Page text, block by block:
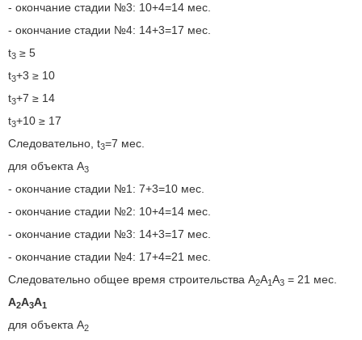
- окончание стадии №3: 10+4=14 мес.
- окончание стадии №4: 14+3=17 мес.
t3 ≥ 5
t3+3 ≥ 10
t3+7 ≥ 14
t3+10 ≥ 17
Следовательно, t3=7 мес.
для объекта A3
- окончание стадии №1: 7+3=10 мес.
- окончание стадии №2: 10+4=14 мес.
- окончание стадии №3: 14+3=17 мес.
- окончание стадии №4: 17+4=21 мес.
Следовательно общее время строительства A2A1A3 = 21 мес.
A2A3A1
для объекта A2